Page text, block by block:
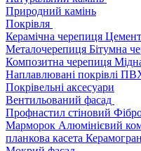
Природний камінь
Покрівля
Керамічна черепиця
Металочерепиця Бітумна
Композитна черепиця
Наплавлювані покрівлі
Покрівельні аксесуари
Вентильований фасад
Профнастил стіновий
Марморок Алюмінієвий
планкова касета